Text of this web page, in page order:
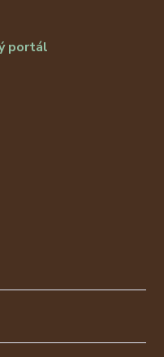
portál